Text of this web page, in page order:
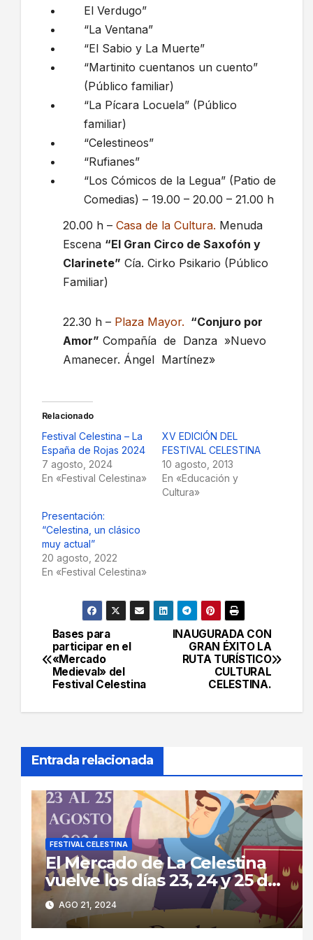
El Verdugo”
“La Ventana”
“El Sabio y La Muerte”
“Martinito cuentanos un cuento”
(Público familiar)
“La Pícara Locuela” (Público
familiar)
“Celestineos”
“Rufianes”
“Los Cómicos de la Legua” (Patio de
Comedias) – 19.00 – 20.00 – 21.00 h
20.00 h – Casa de la Cultura. Menuda
Escena “El Gran Circo de Saxofón y
Clarinete” Cía. Cirko Psikario (Público
Familiar)
22.30 h – Plaza Mayor. “Conjuro por
Amor” Compañía de Danza »Nuevo
Amanecer. Ángel Martínez»
Relacionado
Festival Celestina – La
España de Rojas 2024
7 agosto, 2024
En «Festival Celestina»
XV EDICIÓN DEL
FESTIVAL CELESTINA
10 agosto, 2013
En «Educación y
Cultura»
Presentación:
“Celestina, un clásico
muy actual”
20 agosto, 2022
En «Festival Celestina»
Navegación
de
INAUGURADA CON
GRAN ÉXITO LA
RUTA TURÍSTICO
CULTURAL
CELESTINA.
Bases para
participar en el
«Mercado
Medieval» del
Festival Celestina
Entrada relacionada
FESTIVAL CELESTINA
El Mercado de La Celestina
vuelve los días 23, 24 y 25 de
agosto a las calles de La
Puebla de Montalbán.
AGO 21, 2024